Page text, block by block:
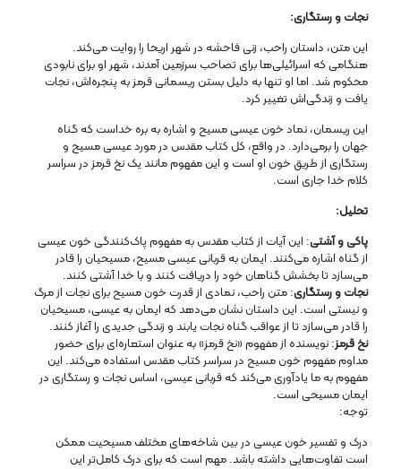
نجات و رستگاری:
این متن، داستان راحب، زنی فاحشه در شهر اریحا را روایت می‌کند.
هنگامی که اسرائیلی‌ها برای تصاحب سرزمین آمدند، شهر او برای نابودی
محکوم شد. اما او تنها به دلیل بستن ریسمانی قرمز به پنجره‌اش، نجات
یافت و زندگی‌اش تغییر کرد.
این ریسمان، نماد خون عیسی مسیح و اشاره به بره خداست که گناه
جهان را برمی‌دارد. در واقع، کل کتاب مقدس در مورد عیسی مسیح و
رستگاری از طریق خون او است و این مفهوم مانند یک نخ قرمز در سراسر
کلام خدا جاری است.
تحلیل:
پاکی و آشتی: این آیات از کتاب مقدس به مفهوم پاک‌کنندگی خون عیسی
از گناه اشاره می‌کنند. ایمان به قربانی عیسی مسیح، مسیحیان را قادر
می‌سازد تا بخشش گناهان خود را دریافت کنند و با خدا آشتی کنند.
نجات و رستگاری: متن راحب، نمادی از قدرت خون مسیح برای نجات از مرگ
و نیستی است. این داستان نشان می‌دهد که ایمان به عیسی، مسیحیان
را قادر می‌سازد تا از عواقب گناه نجات یابند و زندگی جدیدی را آغاز کنند.
نخ قرمز: نویسنده از مفهوم «نخ قرمز» به عنوان استعاره‌ای برای حضور
مداوم مفهوم خون مسیح در سراسر کتاب مقدس استفاده می‌کند. این
مفهوم به ما یادآوری می‌کند که قربانی عیسی، اساس نجات و رستگاری در
ایمان مسیحی است.
توجه:
درک و تفسیر خون عیسی در بین شاخه‌های مختلف مسیحیت ممکن
است تفاوت‌هایی داشته باشد. مهم است که برای درک کامل‌تر این